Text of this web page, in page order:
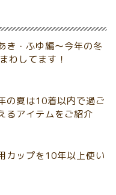
き・ふゆ編～今年の冬
わしてます！
の夏は10着以内で過ご
るアイテムをご紹介
カップを10年以上使い